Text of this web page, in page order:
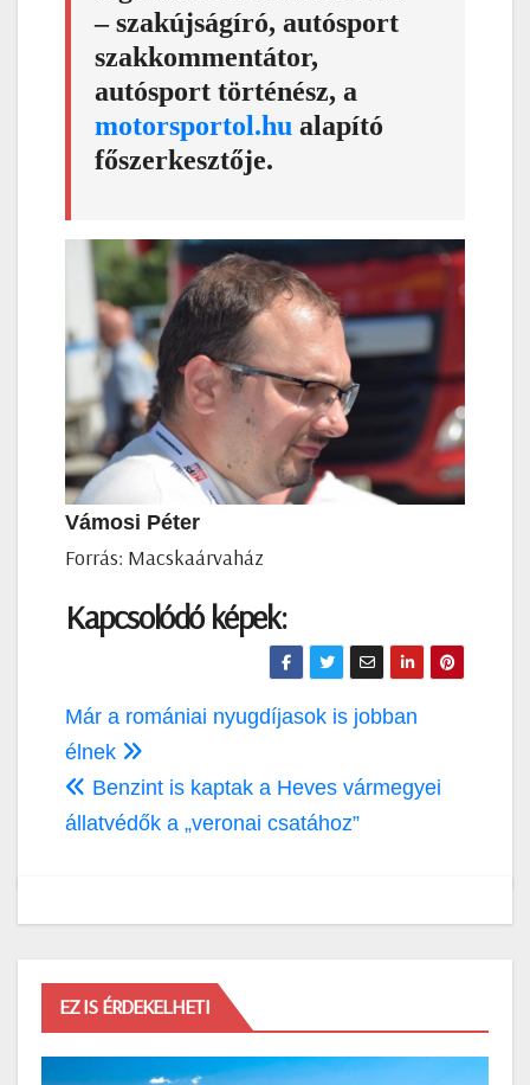
– szakújságíró, autósport
szakkommentátor,
autósport történész, a
motorsportol.hu alapító
főszerkesztője.
Vámosi Péter
Forrás: Macskaárvaház
Kapcsolódó képek:
Bejegyzés
navigáció
Már a romániai nyugdíjasok is jobban
élnek
Benzint is kaptak a Heves vármegyei
állatvédők a „veronai csatához”
EZ IS ÉRDEKELHETI